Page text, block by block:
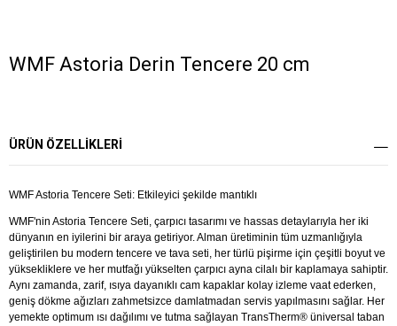
WMF Astoria Derin Tencere 20 cm
ÜRÜN ÖZELLIKLERI
WMF Astoria Tencere Seti: Etkileyici şekilde mantıklı
WMF'nin Astoria Tencere Seti, çarpıcı tasarımı ve hassas detaylarıyla her iki
dünyanın en iyilerini bir araya getiriyor. Alman üretiminin tüm uzmanlığıyla
geliştirilen bu modern tencere ve tava seti, her türlü pişirme için çeşitli boyut ve
yüksekliklere ve her mutfağı yükselten çarpıcı ayna cilalı bir kaplamaya sahiptir.
Aynı zamanda, zarif, ısıya dayanıklı cam kapaklar kolay izleme vaat ederken,
geniş dökme ağızları zahmetsizce damlatmadan servis yapılmasını sağlar. Her
yemekte optimum ısı dağılımı ve tutma sağlayan TransTherm® üniversal taban